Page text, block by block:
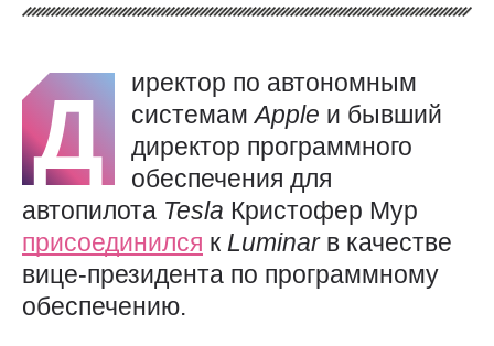
Д
иректор по автономным
системамApple и бывший
директор программного
обеспечения для
автопилота Tesla Кристофер Мур
присоединился к Luminar в качестве
вице-президента по программному
обеспечению.